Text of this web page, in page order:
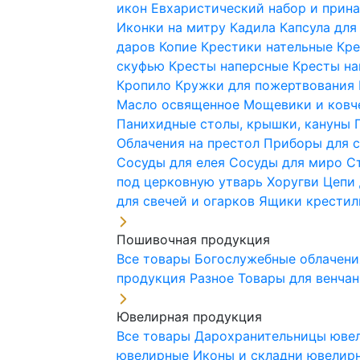
икон Евхаристический набор и
Иконки на митру Кадила Капсула
даров Копие Крестики нательные
скуфью Кресты наперсные Кресты
Кропило Кружки для пожертвования
Масло освященное Мощевики и
Панихидные столы, крышки, кануны
Облачения на престол Приборы для
Сосуды для елея Сосуды для миро
под церковную утварьХоругви Цепи
для свечей и огарков Ящики
Пошивочная продукция
Все товары Богослужебные
продукция РазноеТовары для
Ювелирная продукция
Все товарыДарохранительницы
ювелирные Иконы и складни